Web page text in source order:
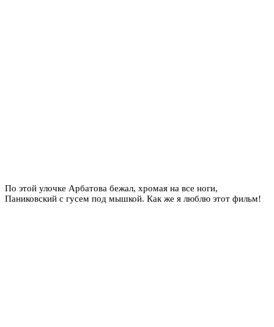
По этой улочке Арбатова бежал, хромая на все ноги,
Паниковский с гусем под мышкой. Как же я люблю этот фильм!